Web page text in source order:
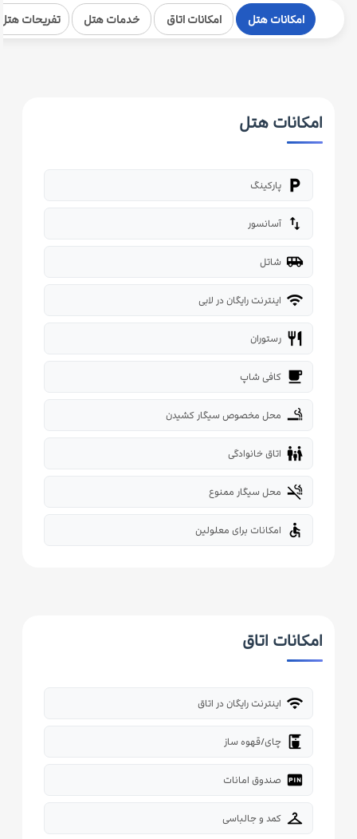
امکانات هتل امکانات اتاق خدمات هتل تفریحات
امکانات هتل
local_parking پارکینگ
import_export آسانسور
airport_shuttle شاتل
wifi اینترنت رایگان در لابی
restaurant رستوران
local_cafe کافی شاپ
smoking_rooms محل مخصوص سیگار کشیدن
family_restroom اتاق خانوادگی
smoke_free محل سیگار ممنوع
accessible امکانات برای معلولین
امکانات اتاق
wifi اینترنت رایگان در اتاق
coffee_maker چای/قهوه ساز
fiber_pin صندوق امانات
checkroom کمد و جالباسی